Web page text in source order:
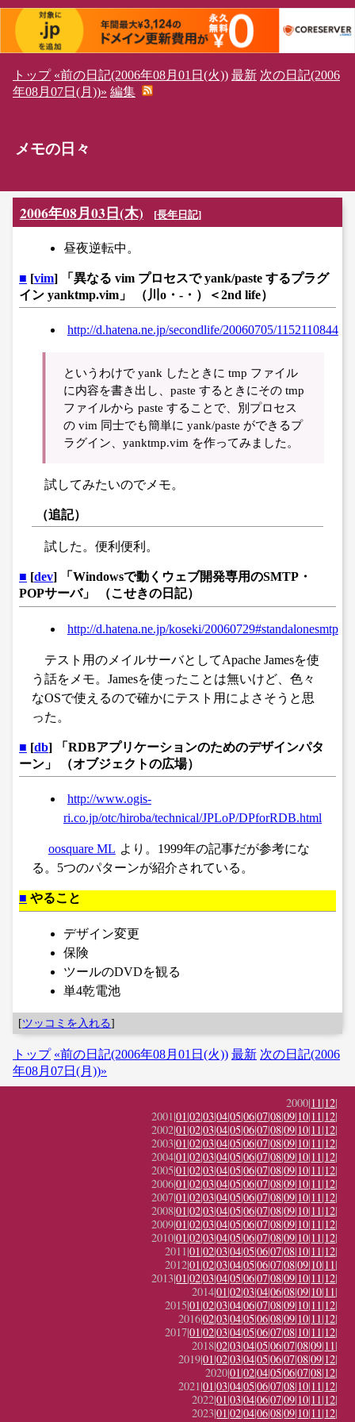
トップ «前の日記(2006年08月01日(火)) 最新 次の日記(2006
年08月07日(月))» 編集
メモの日々
2006年08月03日(木) [長年日記]
昼夜逆転中。
■ [vim] 「異なる vim プロセスで yank/paste するプラグ
イン yanktmp.vim」 （川o・-・）＜2nd life）
http://d.hatena.ne.jp/secondlife/20060705/1152110844
というわけで yank したときに tmp ファイル
に内容を書き出し、paste するときにその tmp
ファイルから paste することで、別プロセス
の vim 同士でも簡単に yank/paste ができるプ
ラグイン、yanktmp.vim を作ってみました。
試してみたいのでメモ。
（追記）
試した。便利便利。
■ [dev] 「Windowsで動くウェブ開発専用のSMTP・
POPサーバ」 （こせきの日記）
http://d.hatena.ne.jp/koseki/20060729#standalonesmtp
テスト用のメイルサーバとしてApache Jamesを使
う話をメモ。Jamesを使ったことは無いけど、色々
なOSで使えるので確かにテスト用によさそうと思
った。
■ [db] 「RDBアプリケーションのためのデザインパタ
ーン」 （オブジェクトの広場）
http://www.ogis-
ri.co.jp/otc/hiroba/technical/JPLoP/DPforRDB.html
oosquare ML より。1999年の記事だが参考にな
る。5つのパターンが紹介されている。
■ やること
デザイン変更
保険
ツールのDVDを観る
単4乾電池
[ツッコミを入れる]
トップ «前の日記(2006年08月01日(火)) 最新 次の日記(2006
年08月07日(月))»
2000|11|12|
2001|01|02|03|04|05|06|07|08|09|10|11|12|
2002|01|02|03|04|05|06|07|08|09|10|11|12|
2003|01|02|03|04|05|06|07|08|09|10|11|12|
2004|01|02|03|04|05|06|07|08|09|10|11|12|
2005|01|02|03|04|05|06|07|08|09|10|11|12|
2006|01|02|03|04|05|06|07|08|09|10|11|12|
2007|01|02|03|04|05|06|07|08|09|10|11|12|
2008|01|02|03|04|05|06|07|08|09|10|11|12|
2009|01|02|03|04|05|06|07|08|09|10|11|12|
2010|01|02|03|04|05|06|07|08|09|10|11|12|
2011|01|02|03|04|05|06|07|08|10|11|12|
2012|01|02|03|04|05|06|07|08|09|10|11|
2013|01|02|03|04|05|06|07|08|09|10|11|12|
2014|01|02|03|04|06|08|09|10|11|
2015|01|02|03|04|06|07|08|09|10|11|12|
2016|02|03|04|05|06|08|09|10|11|12|
2017|01|02|03|04|05|06|07|08|10|11|12|
2018|02|03|04|05|06|07|08|09|11|
2019|01|02|03|04|05|06|07|08|09|12|
2020|01|02|04|05|06|07|08|12|
2021|01|03|04|05|06|07|08|10|11|12|
2022|01|03|04|06|07|09|10|11|12|
2023|01|02|04|06|08|09|10|11|12|